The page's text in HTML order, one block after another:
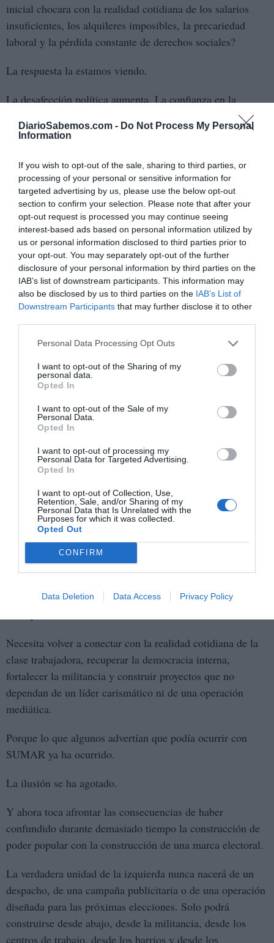
DiarioSabemos.com - Do Not Process My Personal
Information
If you wish to opt-out of the sale, sharing to third parties, or
processing of your personal or sensitive information for
targeted advertising by us, please use the below opt-out
section to confirm your selection. Please note that after your
opt-out request is processed you may continue seeing
interest-based ads based on personal information utilized by
us or personal information disclosed to third parties prior to
your opt-out. You may separately opt-out of the further
disclosure of your personal information by third parties on the
IAB’s list of downstream participants. This information may
also be disclosed by us to third parties on the IAB’s List of
Downstream Participants that may further disclose it to other
Personal Data Processing Opt Outs
I want to opt-out of the Sharing of my
personal data.
Opted In
I want to opt-out of the Sale of my
Personal Data.
Opted In
I want to opt-out of processing my
Personal Data for Targeted Advertising.
Opted In
I want to opt-out of Collection, Use,
Retention, Sale, and/or Sharing of my
Personal Data that Is Unrelated with the
Purposes for which it was collected.
Opted Out
CONFIRM
Data Deletion Data Access Privacy Policy
inicial chocara con la realidad cotidiana de los salarios
insuficientes, los alquileres imposibles, la precariedad
laboral y la pérdida constante de derechos sociales?
La respuesta la estamos viendo.
La desafección política aumenta. La confianza en la
izquierda institucional disminuye. Muchos trabajadores y
trabajadoras sienten que nadie representa realmente sus
otros intentan ocuparlo.
La historia europea ofrece suficientes ejemplos como para
tomarse esta cuestión en serio. Cuando amplios sectores
populares se sienten abandonados o traicionados por
quienes afirmaban defenderlos, no siempre giran hacia
posiciones más avanzadas. A menudo se refugian en la
abstención, el desencanto o incluso en opciones
reaccionarias que explotan ese malestar social.
Por eso el fracaso de determinados proyectos no es
únicamente un problema electoral. Es un problema
Mientras tanto, la política espectáculo continúa
complejos. Los eslóganes sustituyen a los programas. La
imagen sustituye a la organización. Todo debe ser rápido,
emocional y fácilmente consumible.
Pero una sociedad no se transforma mediante campañas de
marketing político.
La izquierda no necesita mejores agencias de
comunicación. Necesita más organización popular.
No necesita nuevos envases para las mismas recetas.
No necesita nuevas marcas electorales diseñadas para cada
Necesita volver a conectar con la realidad cotidiana de la
clase trabajadora, recuperar la democracia interna,
fortalecer la militancia y construir proyectos que no
dependan de un líder carismático ni de una operación
mediática.
Porque lo que algunos advertían que podía ocurrir con
SUMAR ya ha ocurrido.
La ilusión se ha agotado.
Y ahora toca afrontar las consecuencias de haber
confundido durante demasiado tiempo la construcción de
poder popular con la construcción de una marca electoral.
La verdadera unidad de la izquierda nunca nacerá de un
despacho, de una campaña publicitaria o de una operación
diseñada para las próximas elecciones. Solo podrá
construirse desde abajo, desde la militancia, desde los
centros de trabajo, desde los barrios y desde los